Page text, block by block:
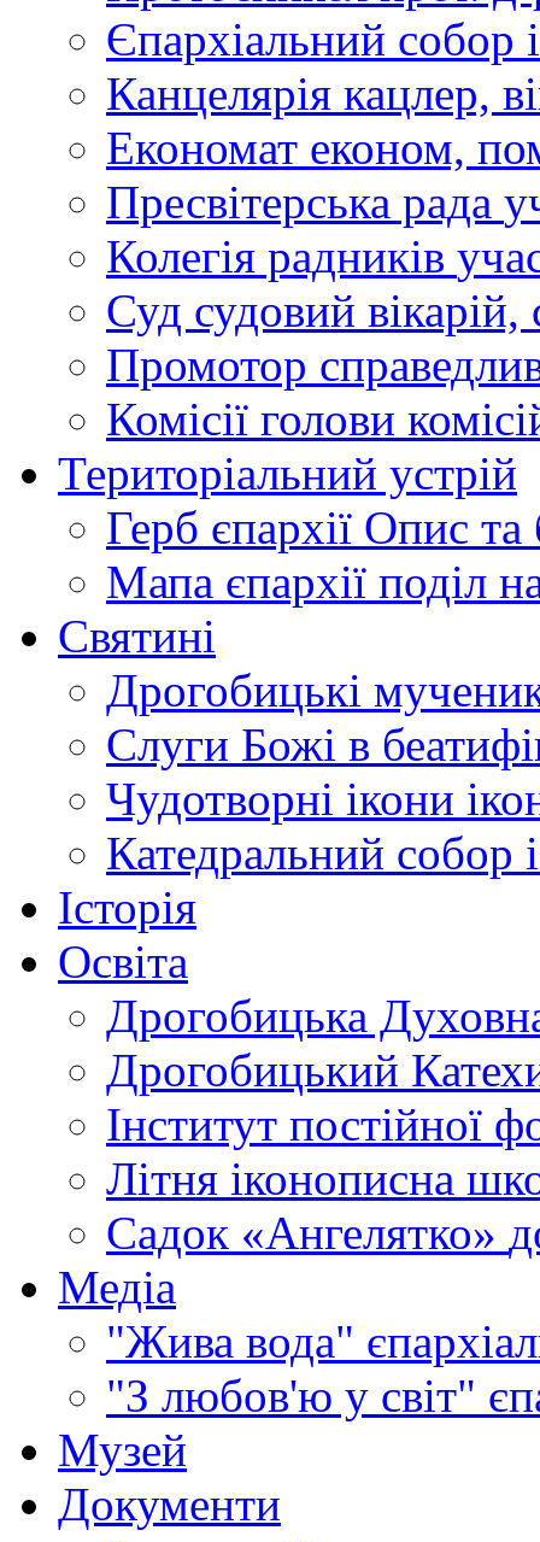
Єпархіальний собор
Канцелярія кацлер,
Економат економ,
Пресвітерська рада
Колегія радників
Суд судовий вікарій,
Промотор
Комісії голови
Територіальний устрій
Герб єпархії Опис та
Мапа єпархії поділ
Святині
Дрогобицькі
Слуги Божі в
Чудотворні ікони
Катедральний собор
Історія
Освіта
Дрогобицька
Дрогобицький
Інститут постійної
Літня іконописна
Садок «Ангелятко»
Медіа
"Жива вода"
"З любов'ю у світ"
Музей
Документи